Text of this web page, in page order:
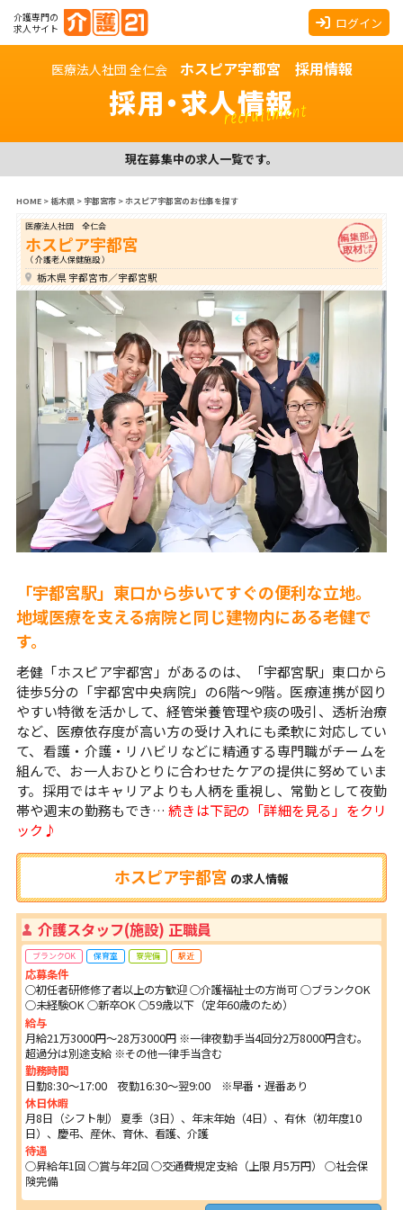
介護専門の
求人サイト
ログイン
医療法人社団 全仁会 ホスピア宇都宮 採用情報
採用・求人情報
recruitment
現在募集中の求人一覧です。
HOME>栃木県> 宇都宮市>ホスピア宇都宮のお仕事を探す
医療法人社団 全仁会
ホスピア宇都宮
（ 介護老人保健施設 ）
栃木県 宇都宮市／宇都宮駅
「宇都宮駅」東口から歩いてすぐの便利な立地。
地域医療を支える病院と同じ建物内にある老健で
す。
老健「ホスピア宇都宮」があるのは、「宇都宮駅」東口から
徒歩5分の「宇都宮中央病院」の6階～9階。医療連携が図り
やすい特徴を活かして、経管栄養管理や痰の吸引、透析治療
など、医療依存度が高い方の受け入れにも柔軟に対応してい
て、看護・介護・リハビリなどに精通する専門職がチームを
組んで、お一人おひとりに合わせたケアの提供に努めていま
す。採用ではキャリアよりも人柄を重視し、常勤として夜勤
帯や週末の勤務もでき…続きは下記の「詳細を見る」をクリ
ック♪
ホスピア宇都宮 の求人情報
介護スタッフ(施設) 正職員
ブランクOK 保育室 寮完備 駅近
応募条件
○初任者研修修了者以上の方歓迎 ○介護福祉士の方尚可 ○ブランクOK
○未経験OK ○新卒OK ○59歳以下（定年60歳のため）
給与
月給21万3000円～28万3000円 ※一律夜勤手当4回分2万8000円含む。
超過分は別途支給 ※その他一律手当含む
勤務時間
日勤8:30～17:00 夜勤16:30～翌9:00 ※早番・遅番あり
休日休暇
月8日（シフト制） 夏季（3日）、年末年始（4日）、有休（初年度10
日）、慶弔、産休、育休、看護、介護
待遇
○昇給年1回 ○賞与年2回 ○交通費規定支給（上限 月5万円） ○社会保
険完備